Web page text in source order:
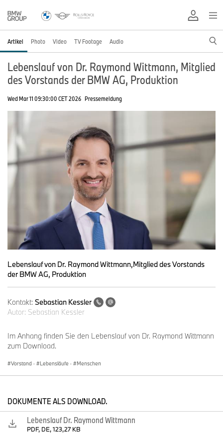
Artikel Photo Video TV Footage Audio
Lebenslauf von Dr. Raymond Wittmann, Mitglied
des Vorstands der BMW AG, Produktion
Wed Mar 11 09:30:00 CET 2026 Pressemeldung
Lebenslauf von Dr. Raymond Wittmann,Mitglied des Vorstands
der BMW AG, Produktion
Kontakt: Sebastian Kessler
Autor: Sebastian Kessler
Im Anhang finden Sie den Lebenslauf von Dr. Raymond Wittmann
zum Download.
Vorstand · Lebensläufe · Menschen
DOKUMENTE ALS DOWNLOAD.
Lebenslauf Dr. Raymond Wittmann
PDF, DE, 123,27 KB